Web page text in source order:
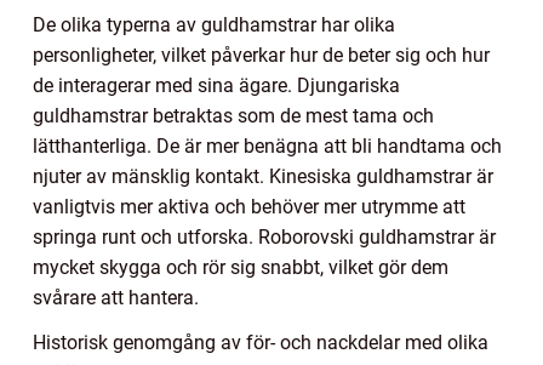
De olika typerna av guldhamstrar har olika
personligheter, vilket påverkar hur de beter sig och hur
de interagerar med sina ägare. Djungariska
guldhamstrar betraktas som de mest tama och
lätthanterliga. De är mer benägna att bli handtama och
njuter av mänsklig kontakt. Kinesiska guldhamstrar är
vanligtvis mer aktiva och behöver mer utrymme att
springa runt och utforska. Roborovski guldhamstrar är
mycket skygga och rör sig snabbt, vilket gör dem
svårare att hantera.
Historisk genomgång av för- och nackdelar med olika